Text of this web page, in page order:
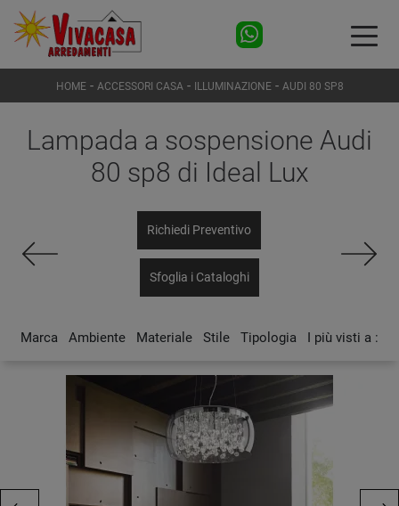
HOME- ACCESSORI CASA- ILLUMINAZIONE - AUDI 80 SP8
Lampada a sospensione Audi
80 sp8 di Ideal Lux
Richiedi Preventivo
Sfoglia i Cataloghi
Marca Ambiente Materiale Stile Tipologia I più visti a :